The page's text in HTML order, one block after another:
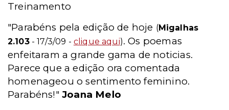
Treinamento
"Parabéns pela edição de hoje (Migalhas
2.103- 17/3/09 - clique aqui). Os poemas
enfeitaram a grande gama de noticias.
Parece que a edição ora comentada
homenageou o sentimento feminino.
Parabéns!"Joana Melo